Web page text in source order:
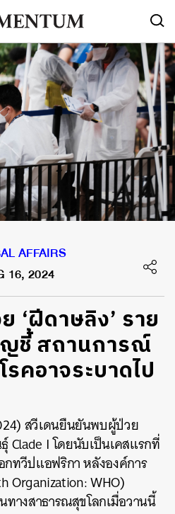
AFFAIRS
16, 2024
‘ฝีดาษลิง’ ราย
ญชี้ สถานการณ์
คอาจระบาดไป
สวีเดนยืนยันพบผู้ป่วย
Clade I โดยนับเป็นเคสแรกที่
ทวีปแอฟริกา หลังองค์การ
Organization: WHO)
ทางสาธารณสุขโลกเมื่อวานนี้